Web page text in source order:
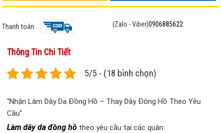
Thanh toán: (Zalo - Viber)0906885622
Thông Tin Chi Tiết
5/5 - (18 bình chọn)
“Nhận Làm Dây Da Đồng Hồ – Thay Dây Đông Hồ Theo Yêu
Cầu”
Làm dây da đồng hồ theo yêu cầu tại các quận: